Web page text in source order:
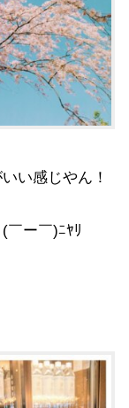
い感じやん！
￣ー￣)ﾆﾔﾘ